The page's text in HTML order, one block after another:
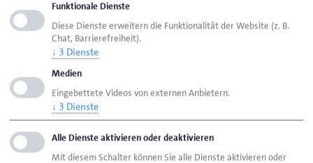
Jubiläen
K
Kalkulation
Kammerprüfungsausschuss: Beton- und Stahlbetonarbeiten
Funktionale Dienste
Diese Dienste erweitern die Funktionalität der Website (z. B.
Chat, Barrierefreiheit).
↓ 3 Dienste
Medien
Eingebettete Videos von externen Anbietern.
↓ 3 Dienste
Alle Dienste aktivieren oder deaktivieren
Mit diesem Schalter können Sie alle Dienste aktivieren oder